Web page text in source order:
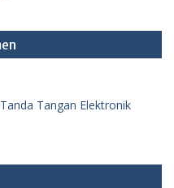
Tangan Elektronik